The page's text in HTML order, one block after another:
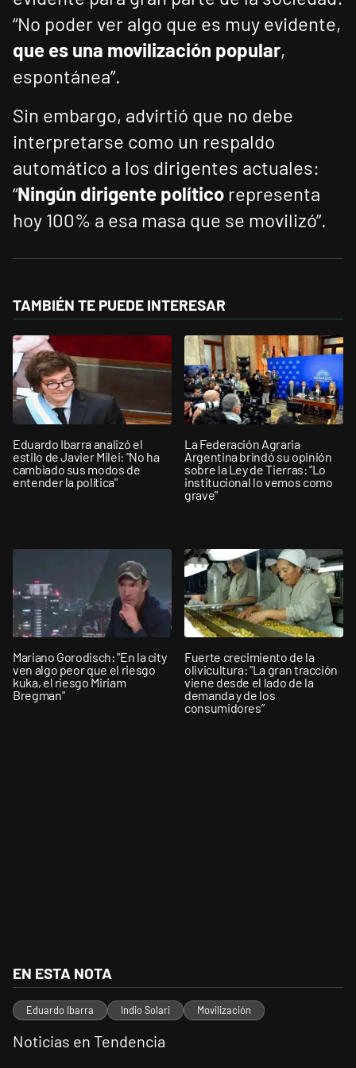
“No poder ver algo que es muy evidente,
que es una movilización popular,
espontánea”.
Sin embargo, advirtió que no debe
interpretarse como un respaldo
automático a los dirigentes actuales:
“Ningún dirigente político representa
hoy 100% a esa masa que se movilizó”.
TAMBIÉN TE PUEDE INTERESAR
Eduardo Ibarra analizó el
estilo de Javier Milei: "No ha
cambiado sus modos de
entender la política"
La Federación Agraria
Argentina brindó su opinión
sobre la Ley de Tierras: "Lo
institucional lo vemos como
grave"
Mariano Gorodisch: "En la city
ven algo peor que el riesgo
kuka, el riesgo Miriam
Bregman"
Fuerte crecimiento de la
olivicultura: "La gran tracción
viene desde el lado de la
demanda y de los
consumidores”
EN ESTA NOTA
Eduardo Ibarra Indio Solari Movilización
Noticias en Tendencia